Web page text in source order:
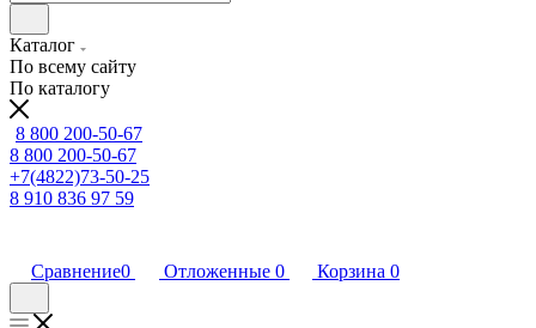
Каталог
По всему сайту
По каталогу
8 800 200-50-67
8 800 200-50-67
+7(4822)73-50-25
8 910 836 97 59
Сравнение0 Отложенные 0 Корзина 0